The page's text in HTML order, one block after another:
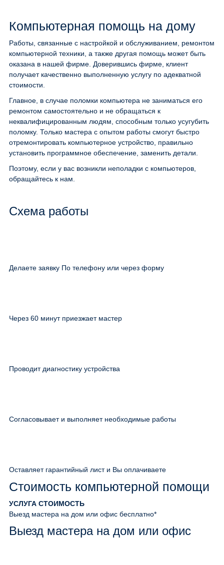
Компьютерная помощь на дому
Работы, связанные с настройкой и обслуживанием, ремонтом
компьютерной техники, а также другая помощь может быть
оказана в нашей фирме. Доверившись фирме, клиент
получает качественно выполненную услугу по адекватной
стоимости.
Главное, в случае поломки компьютера не заниматься его
ремонтом самостоятельно и не обращаться к
неквалифицированным людям, способным только усугубить
поломку. Только мастера с опытом работы смогут быстро
отремонтировать компьютерное устройство, правильно
установить программное обеспечение, заменить детали.
Поэтому, если у вас возникли неполадки с компьютеров,
обращайтесь к нам.
Схема работы
Делаете заявку По телефону или через форму
Через 60 минут приезжает мастер
Проводит диагностику устройства
Согласовывает и выполняет необходимые работы
Оставляет гарантийный лист и Вы оплачиваете
Стоимость компьютерной помощи
УСЛУГА СТОИМОСТЬ
Выезд мастера на дом или офис бесплатно*
Выезд мастера на дом или офис